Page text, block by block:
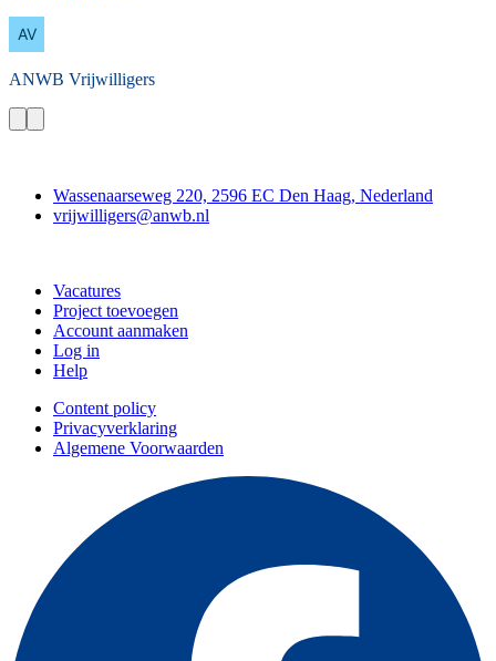
ANWB Vrijwilligers
Wassenaarseweg 220, 2596 EC Den Haag, Nederland
vrijwilligers@anwb.nl
Vacatures
Project toevoegen
Account aanmaken
Log in
Help
Content policy
Privacyverklaring
Algemene Voorwaarden